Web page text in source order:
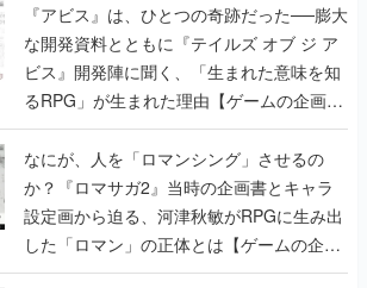
『アビス』は、ひとつの奇跡だった──膨大
な開発資料とともに『テイルズ オブ ジ ア
ビス』開発陣に聞く、「生まれた意味を知
るRPG」が生まれた理由【ゲームの企画
書】
なにが、人を「ロマンシング」させるの
か？『ロマサガ2』当時の企画書とキャラ
設定画から迫る、河津秋敏がRPGに生み出
した「ロマン」の正体とは【ゲームの企画
書】